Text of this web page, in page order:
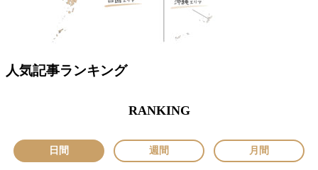
人気記事ランキング
RANKING
日間 週間 月間